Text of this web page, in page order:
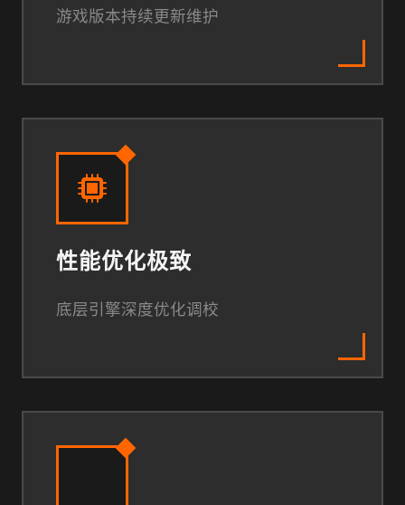
游戏版本持续更新维护
性能优化极致
底层引擎深度优化调校